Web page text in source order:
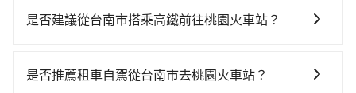
是否建議從台南市搭乘高鐵前往桃園火車站？
貴，且難叫計程車前往高鐵站！從最早06:03一直到
是否推薦租車自駕從台南市去桃園火車站？